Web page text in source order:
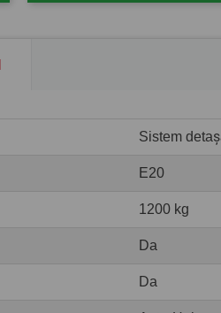
Sistem
E20
1200 kg
Da
Da